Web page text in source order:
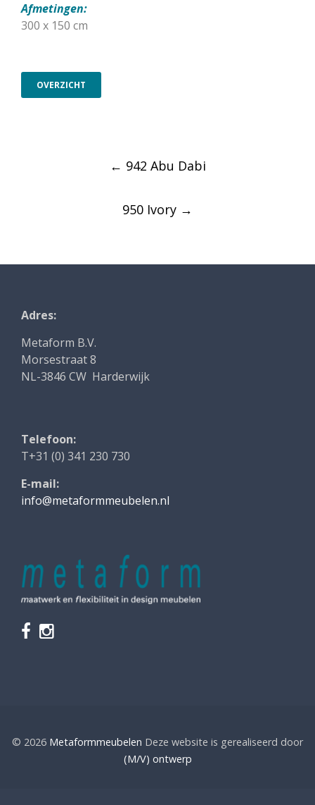
Afmetingen:
300 x 150 cm
OVERZICHT
← 942 Abu Dabi
950 Ivory →
Adres:
Metaform B.V.
Morsestraat 8
NL-3846 CW Harderwijk
Telefoon:
T+31 (0) 341 230 730
E-mail:
info@metaformmeubelen.nl
© 2026 Metaformmeubelen Deze website is gerealiseerd door
(M/V) ontwerp